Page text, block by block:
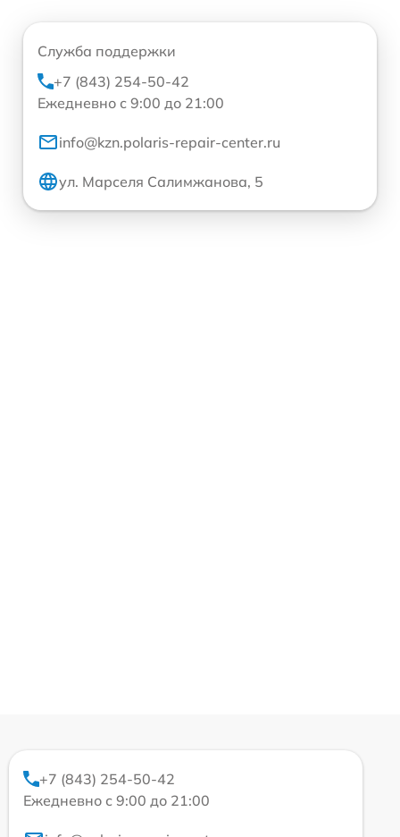
Служба поддержки
+7 (843) 254-50-42
Ежедневно с 9:00 до 21:00
info@kzn.polaris-repair-center.ru
ул. Марселя Салимжанова, 5
+7 (843) 254-50-42
Ежедневно с 9:00 до 21:00